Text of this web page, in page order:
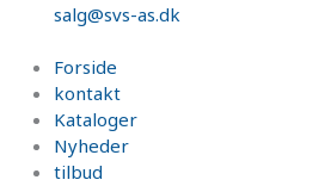
salg@svs-as.dk
Forside
kontakt
Kataloger
Nyheder
tilbud